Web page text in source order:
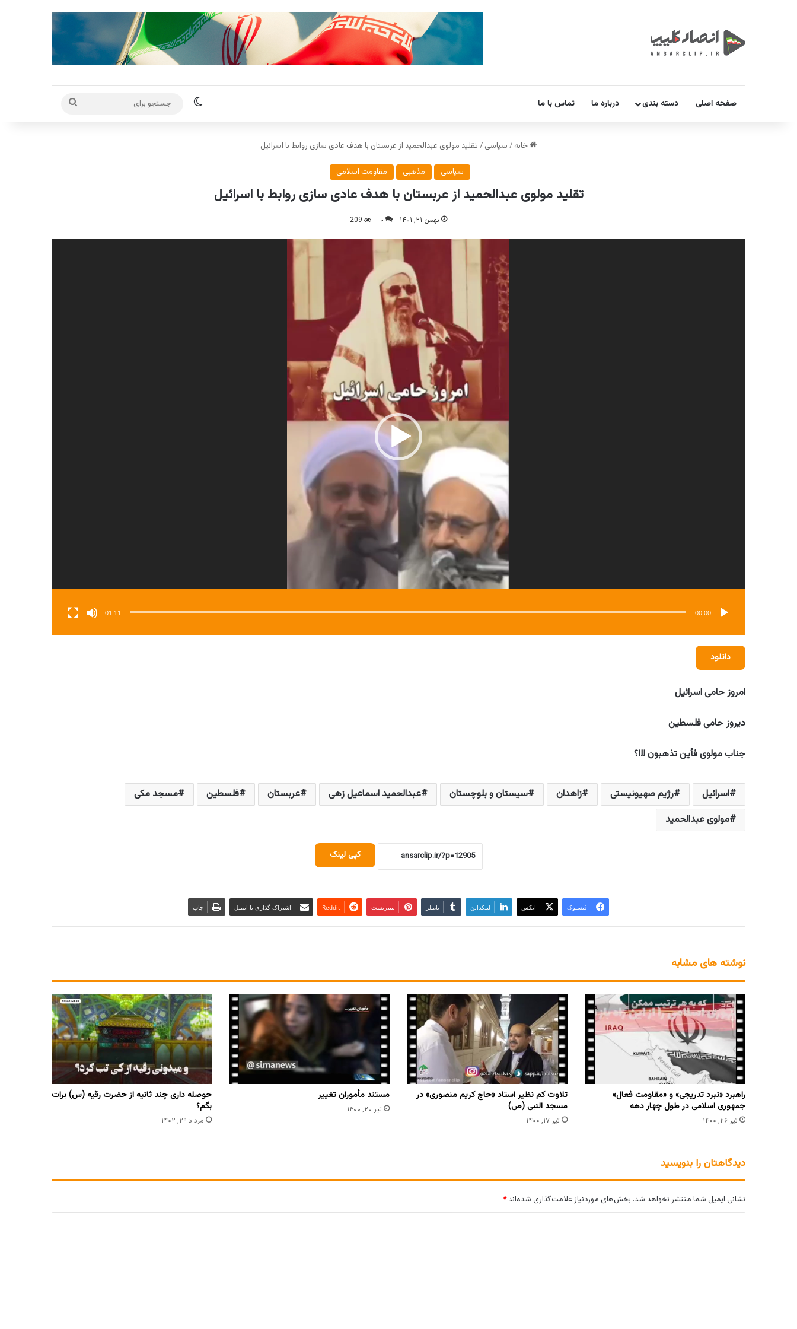
صفحه اصلی دسته بندی درباره ما تماس با ما تغییر پوسته
برای
خانه / سیاسی / تقلید مولوی عبدالحمید از عربستان با هدف عادی سازی روابط با اسرائیل
سیاسی مذهبی مقاومت اسلامی
تقلید مولوی عبدالحمید از عربستان با هدف عادی سازی روابط با اسرائیل
بهمن ۲۱, ۱۴۰۱ ۰ 209
نمایشگر
00:00
01:11
دانلود
امروز حامی اسرائیل
دیروز حامی فلسطین
جناب مولوی فأین تذهبون !!!؟
اسرائیل رژیم صهیونیستی زاهدان سیستان و بلوچستان عبدالحمید اسماعیل زهی عربستان فلسطین
مسجد مکی
مولوی عبدالحمید
کپی لینک
فیسبوک ایکس لینکداین تامبلر پینتریست Reddit اشتراک گذاری با ایمیل چاپ
نوشته های مشابه
راهبرد «نبرد تدریجی» و «مقاومت فعال»
جمهوری اسلامی در طول چهار دهه
تیر ۲۶, ۱۴۰۰
تلاوت کم نظیر استاد «حاج کریم منصوری» در
مسجد النبی (ص)
تیر ۱۷, ۱۴۰۰
مستند مأموران تغییر
تیر ۲۰, ۱۴۰۰
حوصله داری چند ثانیه از حضرت رقیه (س) برات
بگم؟
مرداد ۲۹, ۱۴۰۲
دیدگاهتان را بنویسید
نشانی ایمیل شما منتشر نخواهد شد. بخش‌های موردنیاز علامت‌گذاری شده‌اند*